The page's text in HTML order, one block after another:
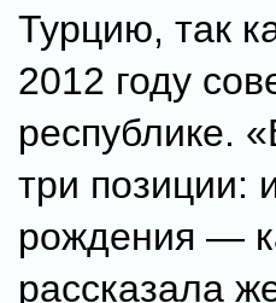
Турцию, так
2012 году
республике.
три позиции:
рождения —
рассказала